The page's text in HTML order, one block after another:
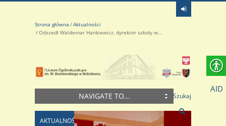
Strona główna
Aktualności
Odszedł Waldemar Hankiewicz, dyrektor szkoły w...
NAVIGATE TO... Szukaj
AKTUALNOŚCI
AID